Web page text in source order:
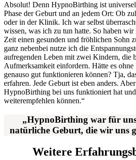
Absolut! Denn HypnoBirthing ist
Phase der Geburt und an jedem Ort: Ob
oder in der Klinik. Ich war selbst
wissen, was ich zu tun hatte. So haben
Zeit einen gesunden und fröhlichen Sohn
ganz nebenbei nutze ich die
aufregenden Leben mit zwei Kindern, die
Aufmerksamkeit einfordern. Hätte es
genauso gut funktionieren können? Tja,
erfahren. Jede Geburt ist eben anders.
HypnoBirthing bei uns funktioniert hat
weiterempfehlen können.“
„HypnoBirthing war für
natürliche Geburt, die wir uns
Weitere